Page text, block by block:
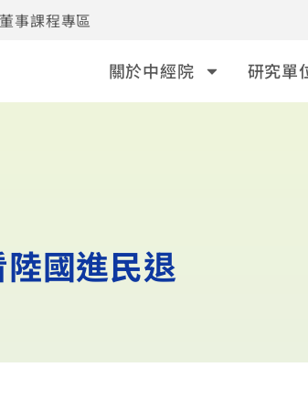
董事課程專區
關於中經院 研究單
國進民退